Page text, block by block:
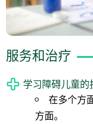
服务和治疗
学习障碍儿童
在多个方
方面。